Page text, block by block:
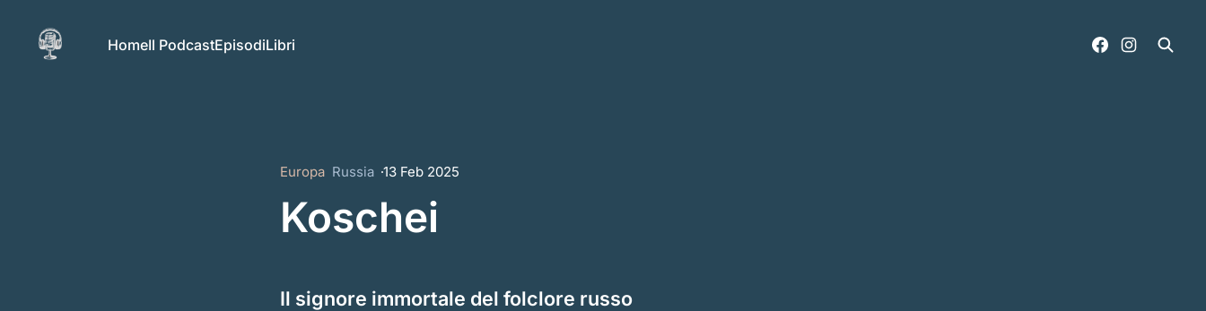
HomeIl PodcastEpisodiLibri
Europa Russia 13 Feb 2025
Koschei
Il signore immortale del folclore russo